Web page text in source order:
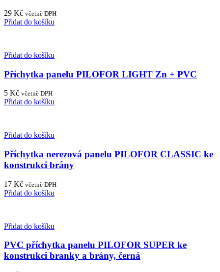
29 Kč včetně DPH
Přidat do košíku
Přidat do košíku
Příchytka panelu PILOFOR LIGHT Zn + PVC
5 Kč včetně DPH
Přidat do košíku
Přidat do košíku
Příchytka nerezová panelu PILOFOR CLASSIC ke
konstrukci brány
17 Kč včetně DPH
Přidat do košíku
Přidat do košíku
PVC příchytka panelu PILOFOR SUPER ke
konstrukci branky a brány, černá